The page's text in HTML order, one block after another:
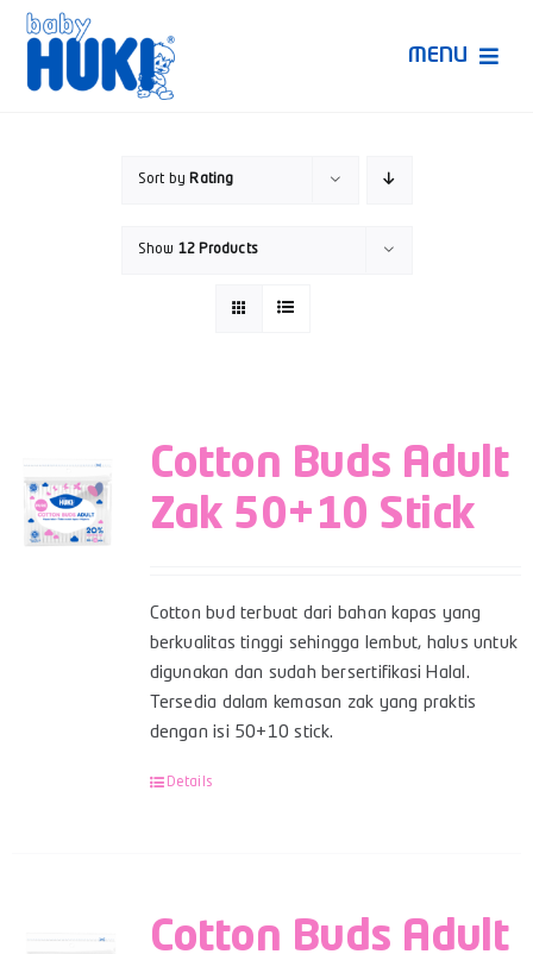
Skip
content
MENU
Sort by Rating
Show 12 Products
Cotton Buds Adult
Zak 50+10 Stick
Cotton bud terbuat dari bahan kapas yang
berkualitas tinggi sehingga lembut, halus untuk
digunakan dan sudah bersertifikasi Halal.
Tersedia dalam kemasan zak yang praktis
dengan isi 50+10 stick.
Details
Cotton Buds Adult